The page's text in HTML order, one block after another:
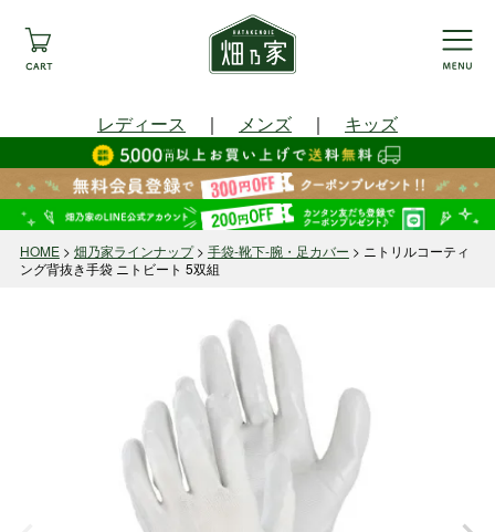
レディース ｜ メンズ ｜ キッズ
HOME 畑乃家ラインナップ 手袋-靴下-腕・足カバー
ニトリルコーティ
ング背抜き手袋 ニトビート 5双組